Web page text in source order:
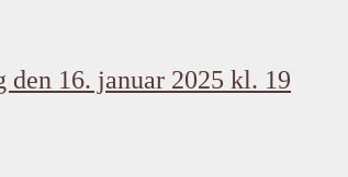
16. januar 2025 kl. 19